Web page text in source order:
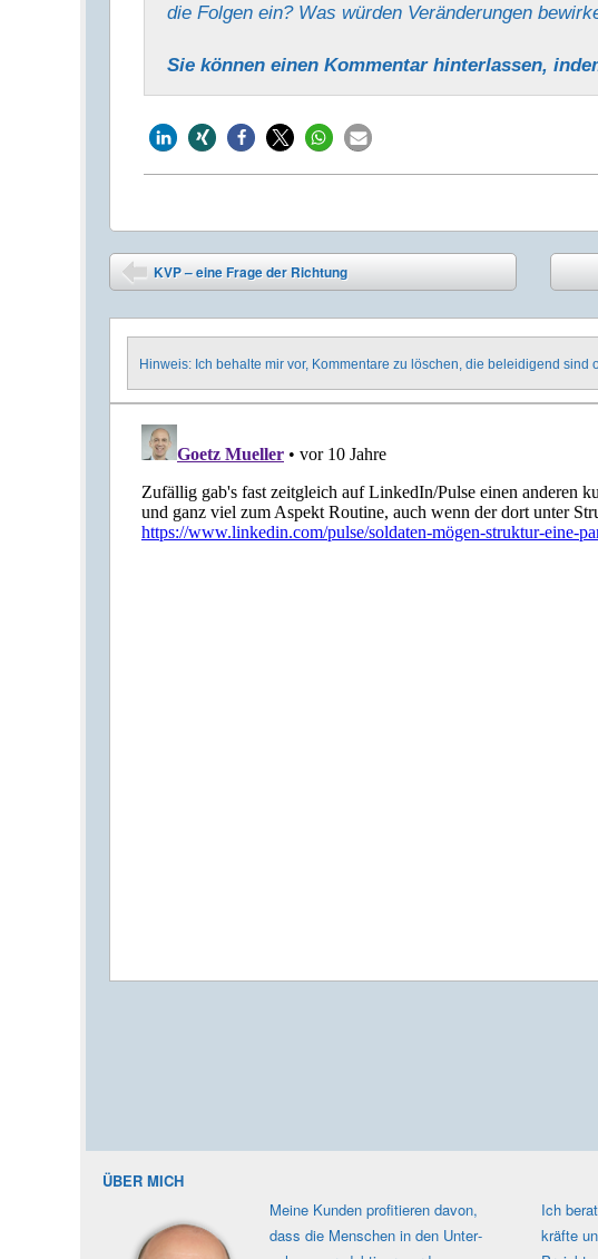
die Folgen ein? Was würden Verände­rungen
Sie können einen Kommentar hinter­lassen,
Post navigation
KVP – eine Frage der Richtung
Hinweis: Ich behalte mir vor, Kommentare zu löschen, die beleidigend sind
ÜBER MICH
Meine Kunden profi­tieren davon,
dass die Men­schen in den Unter­
Ich
kräfte